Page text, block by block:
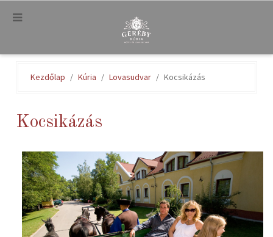
.
Kezdőlap Kúria Lovasudvar Kocsikázás
Kocsikázás